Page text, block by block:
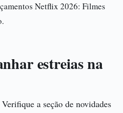
Netflix 2026: Filmes
estreias na
Verifique a seção de novidades